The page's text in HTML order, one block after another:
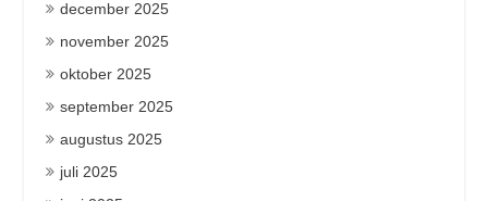
december 2025
november 2025
oktober 2025
september 2025
augustus 2025
juli 2025